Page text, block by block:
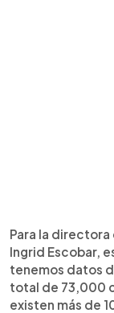
Para la directora
Ingrid Escobar,
tenemos datos
total de 73,000
existen más de